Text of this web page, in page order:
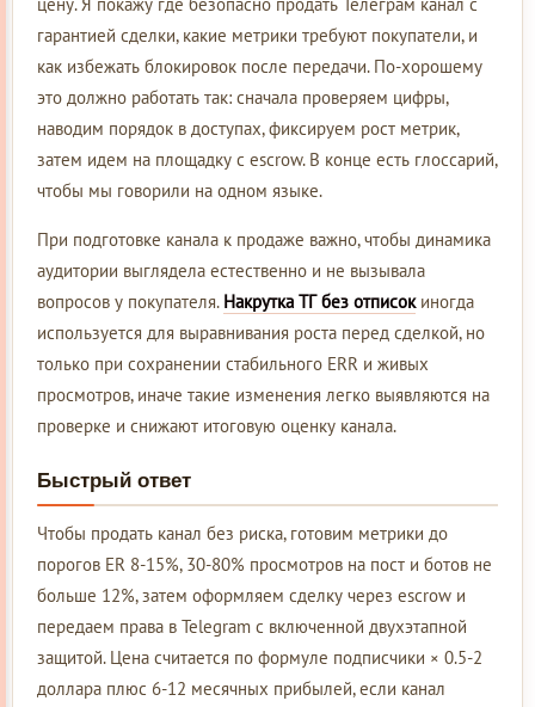
цену. Я покажу где безопасно продать Телеграм канал с
гарантией сделки, какие метрики требуют покупатели, и
как избежать блокировок после передачи. По-хорошему
это должно работать так: сначала проверяем цифры,
наводим порядок в доступах, фиксируем рост метрик,
затем идем на площадку с escrow. В конце есть глоссарий,
чтобы мы говорили на одном языке.
При подготовке канала к продаже важно, чтобы динамика
аудитории выглядела естественно и не вызывала
вопросов у покупателя. Накрутка ТГ без отписокиногда
используется для выравнивания роста перед сделкой, но
только при сохранении стабильного ERR и живых
просмотров, иначе такие изменения легко выявляются на
проверке и снижают итоговую оценку канала.
Быстрый ответ
Чтобы продать канал без риска, готовим метрики до
порогов ER 8-15%, 30-80% просмотров на пост и ботов не
больше 12%, затем оформляем сделку через escrow и
передаем права в Telegram с включенной двухэтапной
защитой. Цена считается по формуле подписчики × 0.5-2
доллара плюс 6-12 месячных прибылей, если канал